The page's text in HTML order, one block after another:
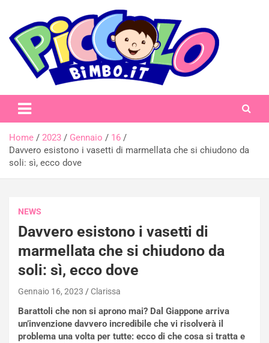
content
piccolobimbo.it
Home 2023 Gennaio
16
Davvero esistono i vasetti di marmellata che si chiudono da
soli: sì, ecco dove
NEWS
Davvero esistono i vasetti di
marmellata che si chiudono da
soli: sì, ecco dove
Gennaio 16, 2023 Clarissa
Barattoli che non si aprono mai? Dal Giappone arriva
un’invenzione davvero incredibile che vi risolverà il
problema una volta per tutte: ecco di che cosa si tratta e